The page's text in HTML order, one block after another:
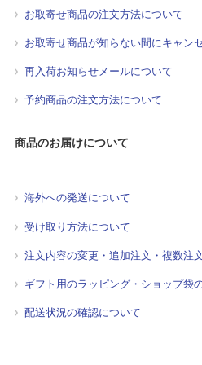
お取寄せ商品の注文方法について
お取寄せ商品が知らない間にキャン
再入荷お知らせメールについて
予約商品の注文方法について
商品のお届けについて
海外への発送について
受け取り方法について
注文内容の変更・追加注文・複数注
ギフト用のラッピング・ショップ袋
配送状況の確認について